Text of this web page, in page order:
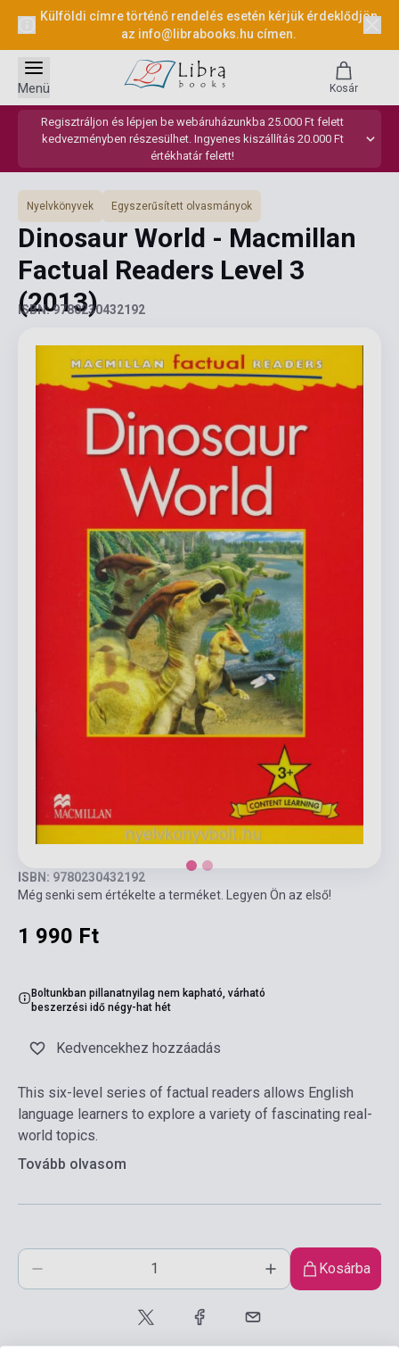
Külföldi címre történő rendelés esetén kérjük érdeklődjön
az info@librabooks.hu címen.
Regisztráljon és lépjen be webáruházunkba 25.000 Ft felett
kedvezményben részesülhet. Ingyenes kiszállítás 20.000 Ft
értékhatár felett!
Menü Kosár
Nyelvkönyvek Egyszerűsített olvasmányok
Dinosaur World - Macmillan
Factual Readers Level 3
(2013)
ISBN: 9780230432192
ISBN: 9780230432192
Még senki sem értékelte a terméket. Legyen Ön az első!
1 990 Ft
Boltunkban pillanatnyilag nem kapható, várható
beszerzési idő négy-hat hét
Kedvencekhez hozzáadás
This six-level series of factual readers allows English
language learners to explore a variety of fascinating real-
world topics.
Tovább olvasom
Kosárba